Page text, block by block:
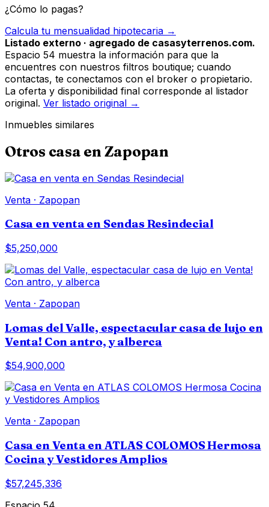
¿Cómo lo pagas?
Calcula tu mensualidad hipotecaria →
Listado externo · agregado de casasyterrenos.com.
Espacio 54 muestra la información para que la
encuentres con nuestros filtros boutique; cuando
contactas, te conectamos con el broker o propietario.
La oferta y disponibilidad final corresponde al listador
original. Ver listado original →
Inmuebles similares
Otros casa en Zapopan
Venta · Zapopan
Casa en venta en Sendas Resindecial
$5,250,000
Venta · Zapopan
Lomas del Valle, espectacular casa de lujo en
Venta! Con antro, y alberca
$54,900,000
Venta · Zapopan
Casa en Venta en ATLAS COLOMOS Hermosa
Cocina y Vestidores Amplios
$57,245,336